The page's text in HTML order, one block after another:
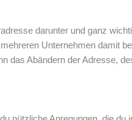
darunter und ganz
Unternehmen damit
das Abändern der Adresse,